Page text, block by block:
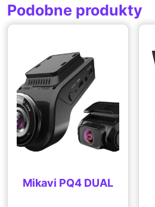
Podobne produkty
Mikavi PQ4 DUAL